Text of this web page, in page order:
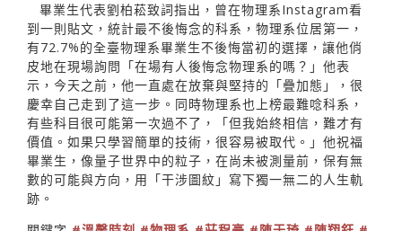
畢業生代表劉柏菘致詞指出，曾在物理系Instagram看
到一則貼文，統計最不後悔念的科系，物理系位居第一，
有72.7%的全臺物理系畢業生不後悔當初的選擇，讓他俏
皮地在現場詢問「在場有人後悔念物理系的嗎？」他表
示，今天之前，他一直處在放棄與堅持的「疊加態」，很
慶幸自己走到了這一步。同時物理系也上榜最難唸科系，
有些科目很可能第一次過不了，「但我始終相信，難才有
價值。如果只學習簡單的技術，很容易被取代。」他祝福
畢業生，像量子世界中的粒子，在尚未被測量前，保有無
數的可能與方向，用「干涉圖紋」寫下獨一無二的人生軌
跡。